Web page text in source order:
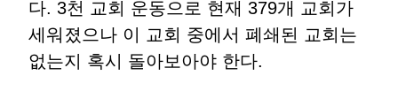
다. 3천 교회 운동으로 현재 379개 교회가
세워졌으나 이 교회 중에서 폐쇄된 교회는
없는지 혹시 돌아보아야 한다.